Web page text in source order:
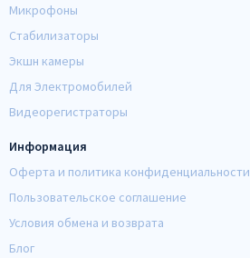
Микрофоны
Стабилизаторы
Экшн камеры
Для Электромобилей
Видеорегистраторы
Информация
Оферта и политика конфиденциальности
Пользовательское соглашение
Условия обмена и возврата
Блог